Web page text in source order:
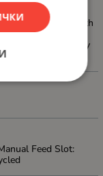
ПОДОБРЕНИЕ
Network, PDF with
PDF file, copy to
scan to Word, easy
Feed Slot: